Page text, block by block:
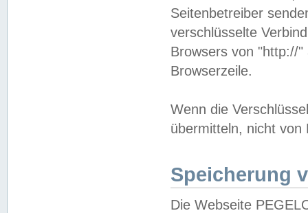
Seitenbetreiber
verschlüsselte
Browsers von "http://
Browserzeile.
Wenn die
übermitteln, nicht von
Speicherung
Die Webseite